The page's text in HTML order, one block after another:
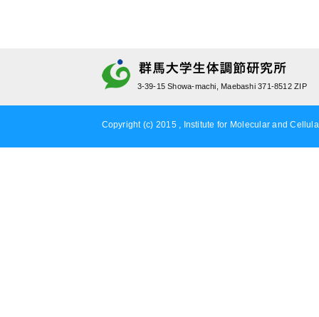
3-39-15 Showa-machi, Maebashi 371-8512 ZIP
Copyright (c) 2015 , Institute for Molecular and